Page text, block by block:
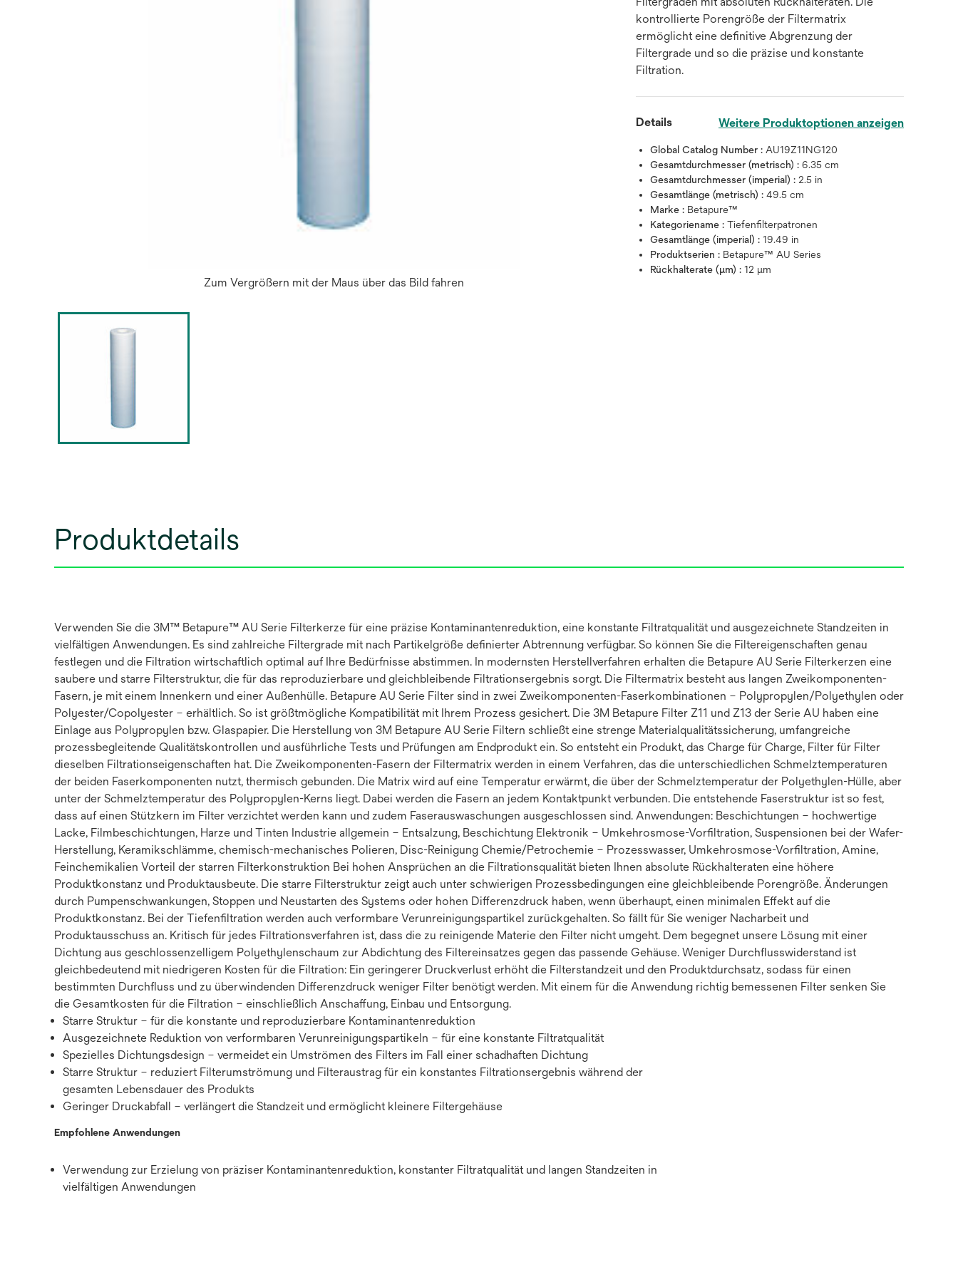
Zum Vergrößern mit der Maus über das Bild fahren
kontrollierte Porengröße der Filtermatrix
ermöglicht eine definitive Abgrenzung der
Filtergrade und so die präzise und konstante
Filtration.
Details Weitere Produktoptionen anzeigen
Global Catalog Number : AU19Z11NG120
Gesamtdurchmesser (metrisch) :6.35 cm
Gesamtdurchmesser (imperial) :2.5 in
Gesamtlänge (metrisch) :49.5 cm
Marke : Betapure™
Kategoriename :Tiefenfilterpatronen
Gesamtlänge (imperial) :19.49 in
Produktserien : Betapure™ AU Series
Rückhalterate (µm) :12 μm
Produktdetails
Verwenden Sie die 3M™ Betapure™ AU Serie Filterkerze für eine präzise Kontaminantenreduktion, eine konstante Filtratqualität und ausgezeichnete Standzeiten in
vielfältigen Anwendungen. Es sind zahlreiche Filtergrade mit nach Partikelgröße definierter Abtrennung verfügbar. So können Sie die Filtereigenschaften genau
festlegen und die Filtration wirtschaftlich optimal auf Ihre Bedürfnisse abstimmen. In modernsten Herstellverfahren erhalten die Betapure AU Serie Filterkerzen eine
saubere und starre Filterstruktur, die für das reproduzierbare und gleichbleibende Filtrationsergebnis sorgt. Die Filtermatrix besteht aus langen Zweikomponenten-
Fasern, je mit einem Innenkern und einer Außenhülle. Betapure AU Serie Filter sind in zwei Zweikomponenten-Faserkombinationen – Polypropylen/Polyethylen oder
Polyester/Copolyester – erhältlich. So ist größtmögliche Kompatibilität mit Ihrem Prozess gesichert. Die 3M Betapure Filter Z11 und Z13 der Serie AU haben eine
Einlage aus Polypropylen bzw. Glaspapier. Die Herstellung von 3M Betapure AU Serie Filtern schließt eine strenge Materialqualitätssicherung, umfangreiche
prozessbegleitende Qualitätskontrollen und ausführliche Tests und Prüfungen am Endprodukt ein. So entsteht ein Produkt, das Charge für Charge, Filter für Filter
dieselben Filtrationseigenschaften hat. Die Zweikomponenten-Fasern der Filtermatrix werden in einem Verfahren, das die unterschiedlichen Schmelztemperaturen
der beiden Faserkomponenten nutzt, thermisch gebunden. Die Matrix wird auf eine Temperatur erwärmt, die über der Schmelztemperatur der Polyethylen-Hülle, aber
unter der Schmelztemperatur des Polypropylen-Kerns liegt. Dabei werden die Fasern an jedem Kontaktpunkt verbunden. Die entstehende Faserstruktur ist so fest,
dass auf einen Stützkern im Filter verzichtet werden kann und zudem Faserauswaschungen ausgeschlossen sind. Anwendungen: Beschichtungen – hochwertige
Lacke, Filmbeschichtungen, Harze und Tinten Industrie allgemein – Entsalzung, Beschichtung Elektronik – Umkehrosmose-Vorfiltration, Suspensionen bei der Wafer-
Herstellung, Keramikschlämme, chemisch-mechanisches Polieren, Disc-Reinigung Chemie/Petrochemie – Prozesswasser, Umkehrosmose-Vorfiltration, Amine,
Feinchemikalien Vorteil der starren Filterkonstruktion Bei hohen Ansprüchen an die Filtrationsqualität bieten Ihnen absolute Rückhalteraten eine höhere
Produktkonstanz und Produktausbeute. Die starre Filterstruktur zeigt auch unter schwierigen Prozessbedingungen eine gleichbleibende Porengröße. Änderungen
durch Pumpenschwankungen, Stoppen und Neustarten des Systems oder hohen Differenzdruck haben, wenn überhaupt, einen minimalen Effekt auf die
Produktkonstanz. Bei der Tiefenfiltration werden auch verformbare Verunreinigungspartikel zurückgehalten. So fällt für Sie weniger Nacharbeit und
Produktausschuss an. Kritisch für jedes Filtrationsverfahren ist, dass die zu reinigende Materie den Filter nicht umgeht. Dem begegnet unsere Lösung mit einer
Dichtung aus geschlossenzelligem Polyethylenschaum zur Abdichtung des Filtereinsatzes gegen das passende Gehäuse. Weniger Durchflusswiderstand ist
gleichbedeutend mit niedrigeren Kosten für die Filtration: Ein geringerer Druckverlust erhöht die Filterstandzeit und den Produktdurchsatz, sodass für einen
bestimmten Durchfluss und zu überwindenden Differenzdruck weniger Filter benötigt werden. Mit einem für die Anwendung richtig bemessenen Filter senken Sie
die Gesamtkosten für die Filtration – einschließlich Anschaffung, Einbau und Entsorgung.
Starre Struktur – für die konstante und reproduzierbare Kontaminantenreduktion
Ausgezeichnete Reduktion von verformbaren Verunreinigungspartikeln – für eine konstante Filtratqualität
Spezielles Dichtungsdesign – vermeidet ein Umströmen des Filters im Fall einer schadhaften Dichtung
Starre Struktur – reduziert Filterumströmung und Filteraustrag für ein konstantes Filtrationsergebnis während der
gesamten Lebensdauer des Produkts
Geringer Druckabfall – verlängert die Standzeit und ermöglicht kleinere Filtergehäuse
Empfohlene Anwendungen
Verwendung zur Erzielung von präziser Kontaminantenreduktion, konstanter Filtratqualität und langen Standzeiten in
vielfältigen Anwendungen